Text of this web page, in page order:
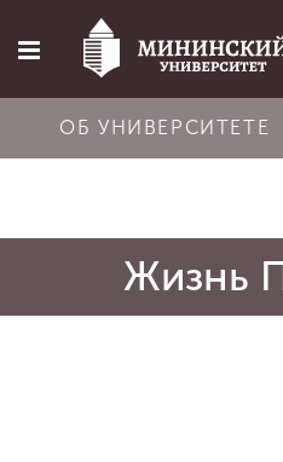
Об университете
ОБ УНИВЕРСИТЕТЕ
Жизнь